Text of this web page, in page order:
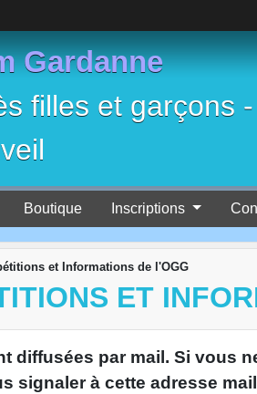
Gardanne
filles et garçons
Boutique Inscriptions
et Informations de l'OGG
ET
diffusées par mail. Si vous
signaler à cette adresse